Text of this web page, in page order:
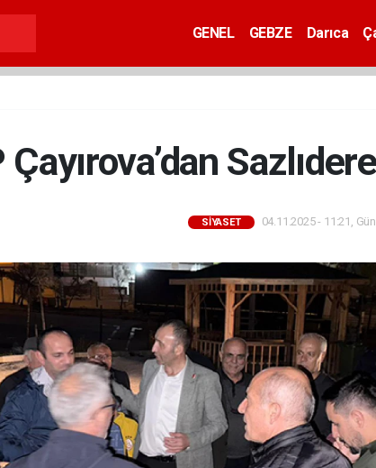
GENEL GEBZE Darıca
Çayırova’dan
SİYASET 04.11.2025 - 11:21,